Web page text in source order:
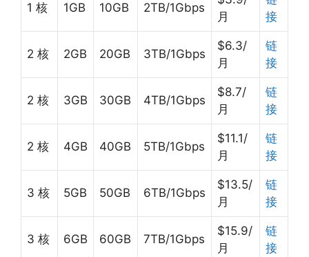
1 核 1GB 10GB 2TB/1Gbps
月
接
2 核 2GB 20GB 3TB/1Gbps
$6.3/
月
链
接
2 核 3GB 30GB 4TB/1Gbps
$8.7/
月
链
接
2 核 4GB 40GB 5TB/1Gbps
$11.1/
月
链
接
3 核 5GB 50GB 6TB/1Gbps
$13.5/
月
链
接
3 核 6GB 60GB 7TB/1Gbps
$15.9/
月
链
接